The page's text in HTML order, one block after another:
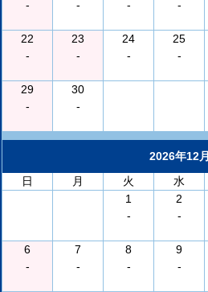
- - - -
22
-
23
-
24
-
25
-
29
-
30
-
2026年12月
日
月 火 水
1
-
2
-
6
-
7
-
8
-
9
-